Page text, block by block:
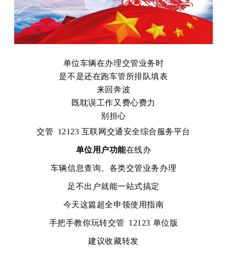
单位车辆在办理交管业务时
是不是还在跑车管所排队填表
来回奔波
既耽误工作又费心费力
别担心
交管 12123 互联网交通安全综合服务平台
单位用户功能在线办
车辆信息查询、各类交管业务办理
足不出户就能一站式搞定
今天这篇超全申领使用指南
手把手教你玩转交管 12123 单位版
建议收藏转发